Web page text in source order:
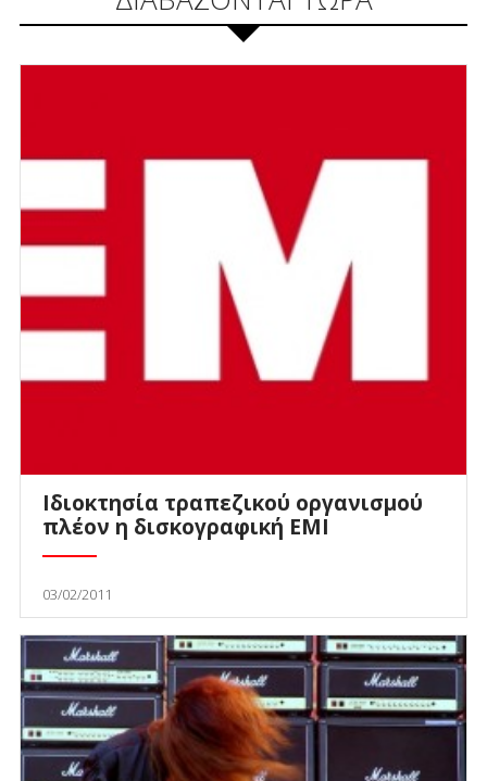
Ιδιοκτησία τραπεζικού οργανισμού
πλέον η δισκογραφική EMI
03/02/2011